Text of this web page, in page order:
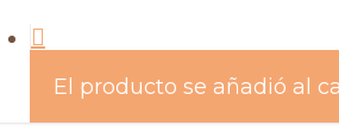
El producto se añadió al